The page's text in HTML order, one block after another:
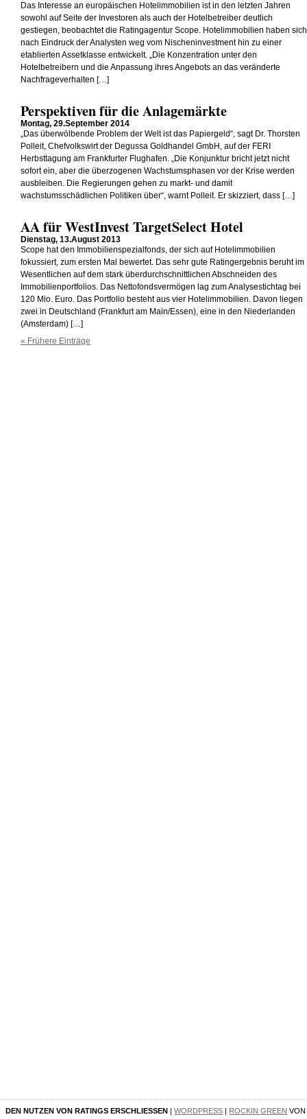
Das Interesse an europäischen Hotelimmobilien ist in den letzten Jahren
sowohl auf Seite der Investoren als auch der Hotelbetreiber deutlich
gestiegen, beobachtet die Ratingagentur Scope. Hotelimmobilien haben sich
nach Eindruck der Analysten weg vom Nischeninvestment hin zu einer
etablierten Assetklasse entwickelt. „Die Konzentration unter den
Hotelbetreibern und die Anpassung ihres Angebots an das veränderte
Nachfrageverhalten […]
Perspektiven für die Anlagemärkte
Montag, 29.September 2014
„Das überwölbende Problem der Welt ist das Papiergeld“, sagt Dr. Thorsten
Polleit, Chefvolkswirt der Degussa Goldhandel GmbH, auf der FERI
Herbsttagung am Frankfurter Flughafen. „Die Konjunktur bricht jetzt nicht
sofort ein, aber die überzogenen Wachstumsphasen vor der Krise werden
ausbleiben. Die Regierungen gehen zu markt- und damit
wachstumsschädlichen Politiken über“, warnt Polleit. Er skizziert, dass […]
AA für WestInvest TargetSelect Hotel
Dienstag, 13.August 2013
Scope hat den Immobilienspezialfonds, der sich auf Hotelimmobilien
fokussiert, zum ersten Mal bewertet. Das sehr gute Ratingergebnis beruht im
Wesentlichen auf dem stark überdurchschnittlichen Abschneiden des
Immobilienportfolios. Das Nettofondsvermögen lag zum Analysestichtag bei
120 Mio. Euro. Das Portfolio besteht aus vier Hotelimmobilien. Davon liegen
zwei in Deutschland (Frankfurt am Main/Essen), eine in den Niederlanden
(Amsterdam) […]
« Frühere Einträge
DEN NUTZEN VON RATINGS ERSCHLIESSEN |WORDPRESS | ROCKIN GREEN